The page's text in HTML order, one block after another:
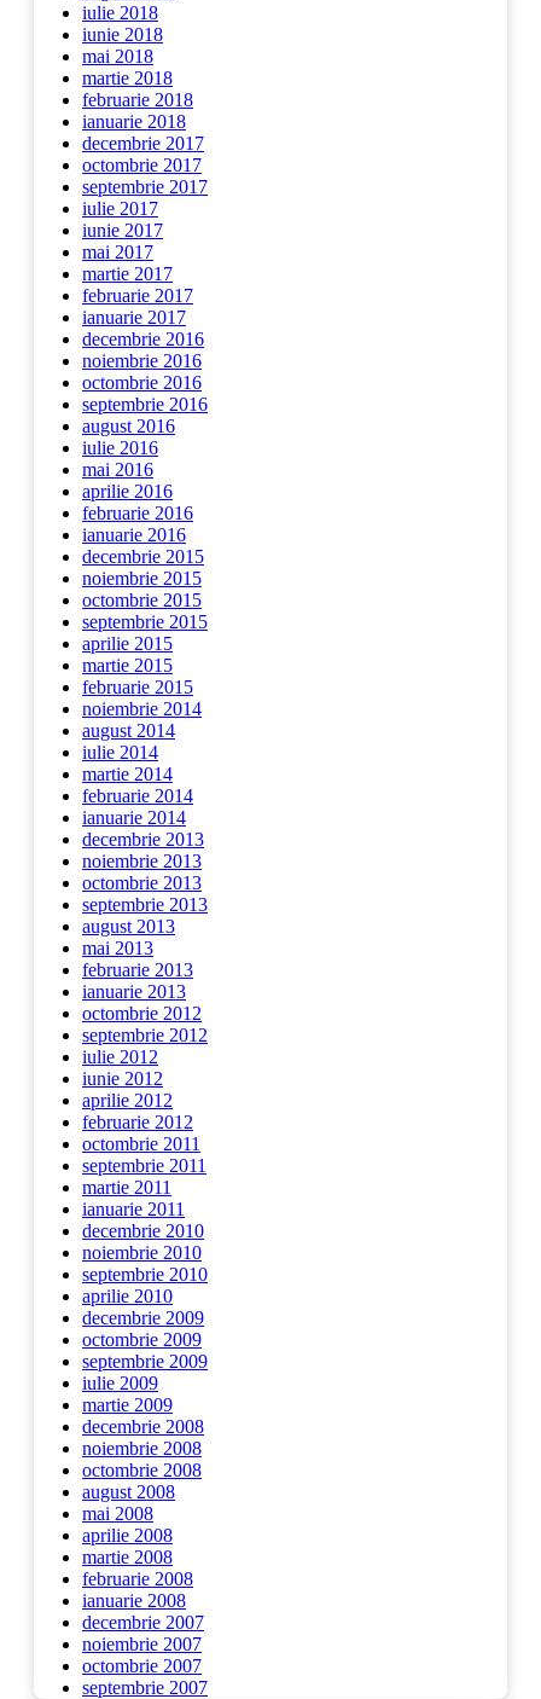
iulie 2018
iunie 2018
mai 2018
martie 2018
februarie 2018
ianuarie 2018
decembrie 2017
octombrie 2017
septembrie 2017
iulie 2017
iunie 2017
mai 2017
martie 2017
februarie 2017
ianuarie 2017
decembrie 2016
noiembrie 2016
octombrie 2016
septembrie 2016
august 2016
iulie 2016
mai 2016
aprilie 2016
februarie 2016
ianuarie 2016
decembrie 2015
noiembrie 2015
octombrie 2015
septembrie 2015
aprilie 2015
martie 2015
februarie 2015
noiembrie 2014
august 2014
iulie 2014
martie 2014
februarie 2014
ianuarie 2014
decembrie 2013
noiembrie 2013
octombrie 2013
septembrie 2013
august 2013
mai 2013
februarie 2013
ianuarie 2013
octombrie 2012
septembrie 2012
iulie 2012
iunie 2012
aprilie 2012
februarie 2012
octombrie 2011
septembrie 2011
martie 2011
ianuarie 2011
decembrie 2010
noiembrie 2010
septembrie 2010
aprilie 2010
decembrie 2009
octombrie 2009
septembrie 2009
iulie 2009
martie 2009
decembrie 2008
noiembrie 2008
octombrie 2008
august 2008
mai 2008
aprilie 2008
martie 2008
februarie 2008
ianuarie 2008
decembrie 2007
noiembrie 2007
octombrie 2007
septembrie 2007